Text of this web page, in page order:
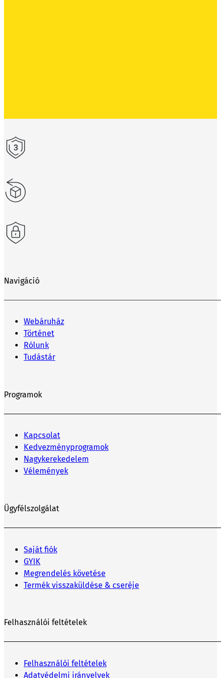
Navigáció
Webáruház
Történet
Rólunk
Tudástár
Programok
Kapcsolat
Kedvezményprogramok
Nagykerekedelem
Vélemények
Ügyfélszolgálat
Saját fiók
GYIK
Megrendelés követése
Termék visszaküldése & cseréje
Felhasználói feltételek
Felhasználói feltételek
Adatvédelmi irányelvek